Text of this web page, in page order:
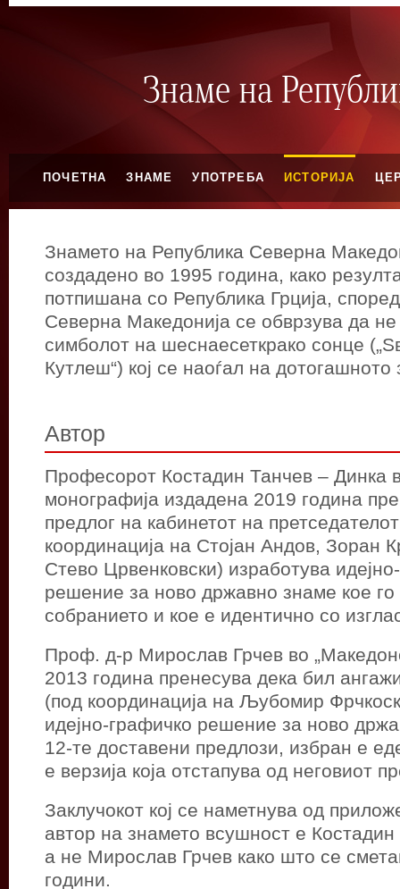
ПОЧЕТНА ЗНАМЕ УПОТРЕБА ИСТОРИЈА
Знамето на Република Северна
создадено во 1995 година, како
потпишана со Република Грција,
Северна Македонија се обврзува да не
симболот на шеснаесеткрако сонце
Кутлеш“) кој се наоѓал на дотогашното
Автор
Професорот Костадин Танчев – Динка
монографија издадена 2019 година
предлог на кабинетот на
координација на Стојан Андов, Зоран
Стево Црвенковски) изработува
решение за ново државно знаме кое го
собранието и кое е идентично со
Проф. д-р Мирослав Грчев во
2013 година пренесува дека бил
(под координација на Љубомир
идејно-графичко решение за ново
12-те доставени предлози, избран е
е верзија која отстапува од неговиот
Заклучокот кој се наметнува од
автор на знамето всушност е
а не Мирослав Грчев како што се
години.